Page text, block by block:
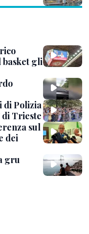
basket gli
di Polizia
di Trieste
sul
dei
gru